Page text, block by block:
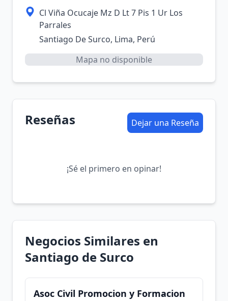
Cl Viña Ocucaje Mz D Lt 7 Pis 1 Ur Los
Parrales
Santiago De Surco, Lima, Perú
Mapa no disponible
Reseñas Dejar una Reseña
¡Sé el primero en opinar!
Negocios Similares en
Santiago de Surco
Asoc Civil Promocion y Formacion